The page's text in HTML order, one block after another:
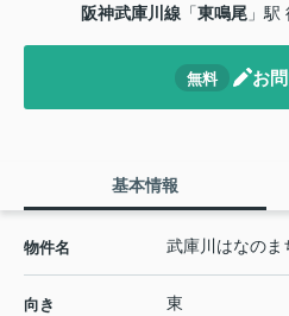
阪神武庫川線 「東鳴尾 」駅
無料 お
基本情報
物件名 武庫川はなのま
向き 東